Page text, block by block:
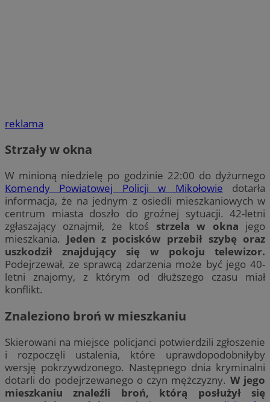
reklama
Strzały w okna
W minioną niedzielę po godzinie 22:00 do dyżurnego
Komendy Powiatowej Policji w Mikołowie dotarła
informacja, że na jednym z osiedli mieszkaniowych w
centrum miasta doszło do groźnej sytuacji. 42-letni
zgłaszający oznajmił, że ktoś strzela w okna jego
mieszkania. Jeden z pocisków przebił szybę oraz
uszkodził znajdujący się w pokoju telewizor.
Podejrzewał, ze sprawcą zdarzenia może być jego 40-
letni znajomy, z którym od dłuższego czasu miał
konflikt.
Znaleziono broń w mieszkaniu
Skierowani na miejsce policjanci potwierdzili zgłoszenie
i rozpoczęli ustalenia, które uprawdopodobniłyby
wersję pokrzywdzonego. Następnego dnia kryminalni
dotarli do podejrzewanego o czyn mężczyzny. W jego
mieszkaniu znaleźli broń, którą posłużył się